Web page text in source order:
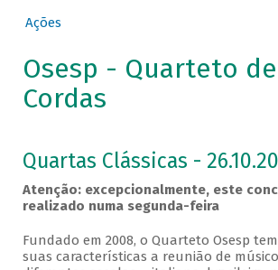
Ações
Osesp - Quarteto de
Cordas
Quartas Clássicas -
Atenção: excepcionalmente, este
realizado numa segunda-feira
Fundado em 2008, o Quarteto Osesp
suas características a reunião de